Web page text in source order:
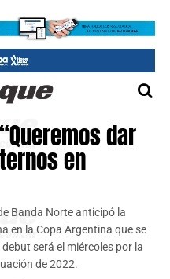
dar
en
Banda Norte anticipó la
en la Copa Argentina que se
será el miércoles por la
de 2022.